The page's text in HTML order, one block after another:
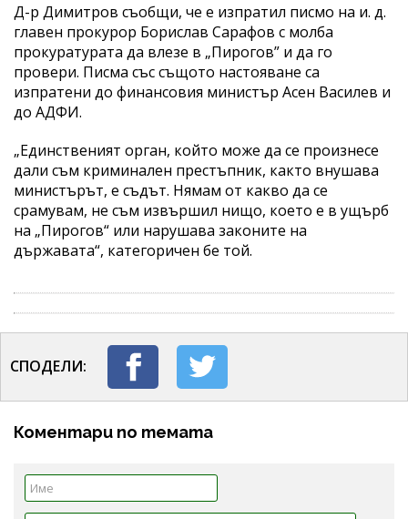
Д-р Димитров съобщи, че е изпратил писмо на и. д.
главен прокурор Борислав Сарафов с молба
прокуратурата да влезе в „Пирогов” и да го
провери. Писма със същото настояване са
изпратени до финансовия министър Асен Василев и
до АДФИ.
„Единственият орган, който може да се произнесе
дали съм криминален престъпник, както внушава
министърът, е съдът. Нямам от какво да се
срамувам, не съм извършил нищо, което е в ущърб
на „Пирогов“ или нарушава законите на
държавата“, категоричен бе той.
СПОДЕЛИ:
Коментари по темата